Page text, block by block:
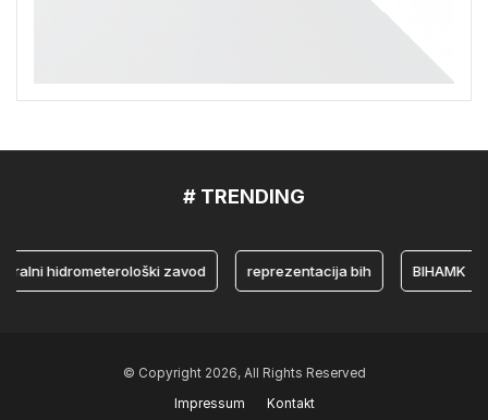
# TRENDING
hidrometerološki zavod reprezentacija bih BIHAMK
© Copyright 2026, All Rights Reserved
Impressum
Kontakt